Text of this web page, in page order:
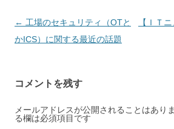
投
稿
ゲ
ー
シ
← 工場のセキュリティ（OTと
かICS）に関する最近の話題
【ＩＴ
コメントを残す
メールアドレスが公開されることはありま
る欄は必須項目です